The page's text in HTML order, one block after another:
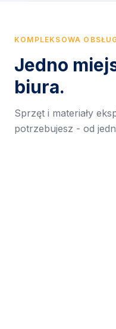
KOMPLEKSOWA
Jedno
biura.
Sprzęt i materiały
potrzebujesz - od